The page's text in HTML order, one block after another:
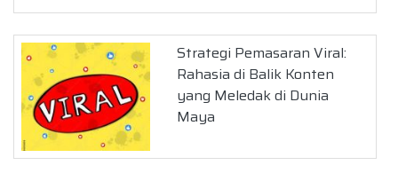
Strategi Pemasaran Viral:
Rahasia di Balik Konten
yang Meledak di Dunia
Maya